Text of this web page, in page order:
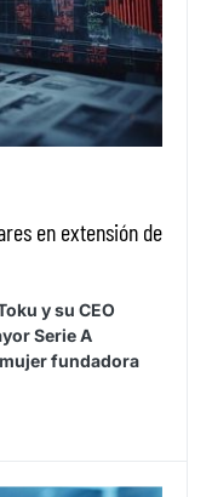
en extensión de
y su CEO
Serie A
fundadora